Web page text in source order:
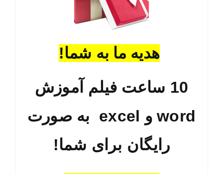
هدیه ما به شما!
10 ساعت فیلم آموزش
word و excel به صورت
رایگان برای شما!